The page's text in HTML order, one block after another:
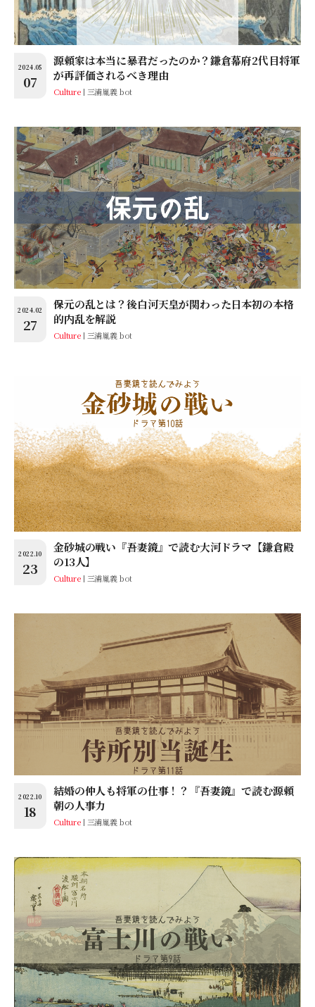
2024.05
07
源頼家は本当に暴君だったのか？鎌倉幕府2代目将軍
が再評価されるべき理由
Culture 三浦胤義 bot
2024.02
27
保元の乱とは？後白河天皇が関わった日本初の本格
的内乱を解説
Culture 三浦胤義 bot
2022.10
23
金砂城の戦い『吾妻鏡』で読む大河ドラマ【鎌倉殿
の13人】
Culture 三浦胤義 bot
2022.10
18
結婚の仲人も将軍の仕事！？『吾妻鏡』で読む源頼
朝の人事力
Culture 三浦胤義 bot